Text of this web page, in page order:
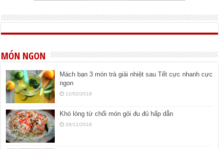
MÓN NGON
Mách bạn 3 món trà giải nhiệt sau Tết cực nhanh cực
ngon
12/02/2019
Khó lòng từ chối món gỏi đu đủ hấp dẫn
28/11/2018